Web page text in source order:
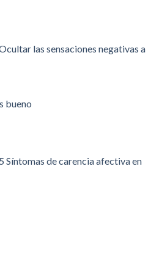
las sensaciones negativas a
bueno
5 Síntomas de carencia afectiva en